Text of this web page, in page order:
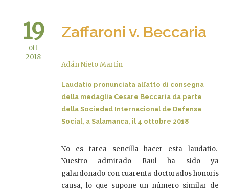
Zaffaroni v. Beccaria
Adán Nieto Martín
Laudatio pronunciata all’atto di consegna
della medaglia Cesare Beccaria da parte
della Sociedad Internacional de Defensa
Social, a Salamanca, il 4 ottobre 2018
No es tarea sencilla hacer esta laudatio.
Nuestro admirado Raul ha sido ya
galardonado con cuarenta doctorados honoris
causa, lo que supone un número similar de
19
ott
2018